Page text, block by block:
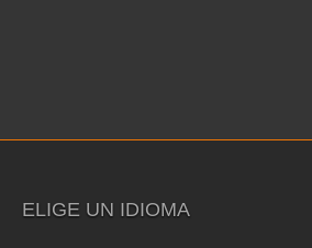
ELIGE UN IDIOMA